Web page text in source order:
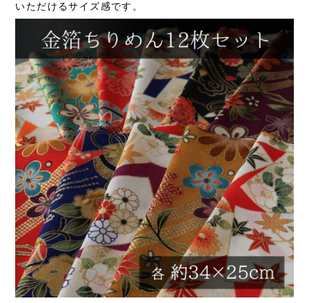
いただけるサイズ感です。